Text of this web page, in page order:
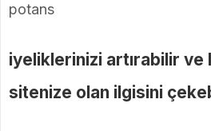
potans
iyeliklerinizi artırabilir ve
sitenize olan ilgisini